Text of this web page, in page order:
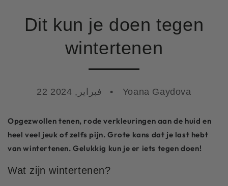
Dit kun je doen tegen
wintertenen
22 فبراير, 2024 Yoana Gaydova
Opgezwollen tenen, rode verkleuringen aan de huid en
heel veel jeuk of zelfs pijn. Grote kans dat je last hebt
van wintertenen. Gelukkig kun je er iets tegen doen!
Wat zijn wintertenen?